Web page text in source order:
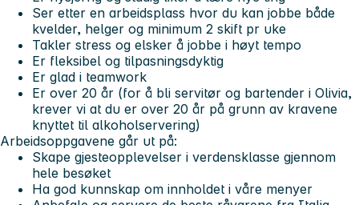
Ser etter en arbeidsplass hvor du kan jobbe både
kvelder, helger og minimum 2 skift pr uke
Takler stress og elsker å jobbe i høyt tempo
Er fleksibel og tilpasningsdyktig
Er glad i teamwork
Er over 20 år (for å bli servitør og bartender i Olivia,
krever vi at du er over 20 år på grunn av kravene
knyttet til alkoholservering)
Arbeidsoppgavene går ut på:
Skape gjesteopplevelser i verdensklasse gjennom
hele besøket
Ha god kunnskap om innholdet i våre menyer